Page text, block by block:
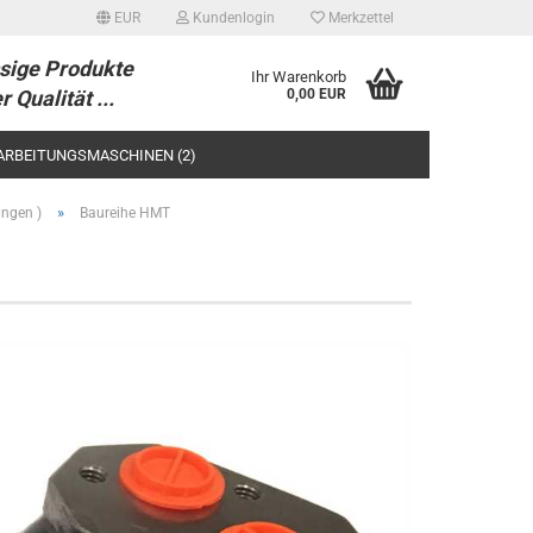
EUR Kundenlogin Merkzettel
Produkte
Qualität ...
Ihr Warenkorb
0,00 EUR
(2)
TEILE
) » Baureihe HMT